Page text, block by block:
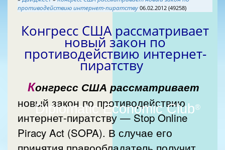
Diplomatic Economic Club®
противодействию интернет-пиратству 06.02.2012 (49258)
Конгресс США рассматривает
новый закон по
противодействию интернет-
пиратству
Конгресс США рассматривает
новый закон по противодействию
интернет-пиратству — Stop Online
Piracy Act (SOPA). В случае его